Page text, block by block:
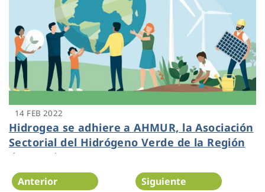
14 FEB 2022
Hidrogea se adhiere a AHMUR, la Asociación
Sectorial del Hidrógeno Verde de la Región
de Murcia
Anterior Siguiente